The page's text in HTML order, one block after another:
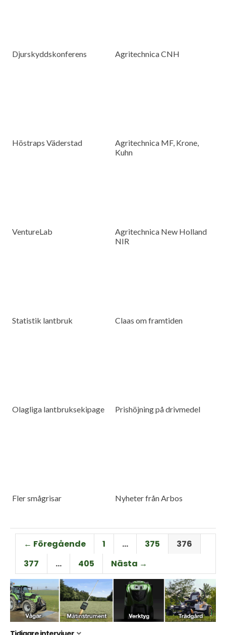
Djurskyddskonferens Agritechnica CNH
Höstraps Väderstad
Agritechnica MF, Krone,
Kuhn
VentureLab
Agritechnica New Holland
NIR
Statistik lantbruk Claas om framtiden
Olagliga lantbruksekipage Prishöjning på drivmedel
Fler smågrisar Nyheter från Arbos
← Föregående 1 … 375
376
377
… 405 Nästa →